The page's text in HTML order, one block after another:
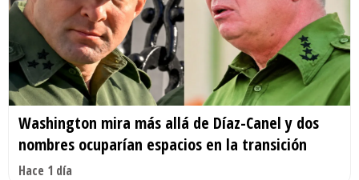
Washington mira más allá de Díaz-Canel y dos
nombres ocuparían espacios en la transición
Hace 1 día